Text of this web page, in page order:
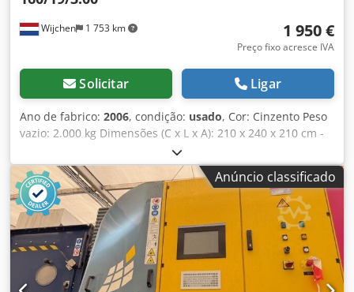
limpeza Cedpfow R Taqsx Aa Eerf - Ângulo da peneira
Wijchen 1 753 km 1 950 €
Preço fixo acresce IVA
Solicitar Ligar
Ano de fabrico: 2006, condição: usado, Cor: Cinzento Peso
vazio: 2.000 kg Dimensões (C x L x A): 210 x 240 x 210 cm -
Ano de fabrico: 2006 - Documentação disponível: Não -
Certificado CE disponível: Não - Dimensões de transporte:
2100 mm x 2400 mm x 2100 mm (c x l x a) - Peso de
transporte [kg]: 2000 kg Crsdpfx Aaswh I Edo Eof - Pacotes
de transporte [unid.]: 1 Informações financeiras IVA: O
preço indicado é acrescido de IVA IVA / tributação
diferencial: IVA dedutível para empresas Entrega e retoma
possíveis a qualquer momento para qualquer
equipamento do setor industrial Yorick Diebels
Anúncio classificado